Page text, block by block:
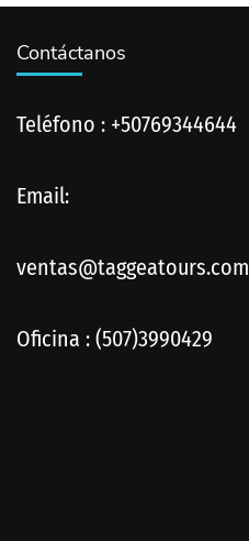
Contáctanos
Teléfono : +50769344644
Email:
ventas@taggeatours.com
Oficina : (507)3990429